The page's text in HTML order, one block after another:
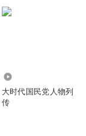
大时代国民党人物列
传